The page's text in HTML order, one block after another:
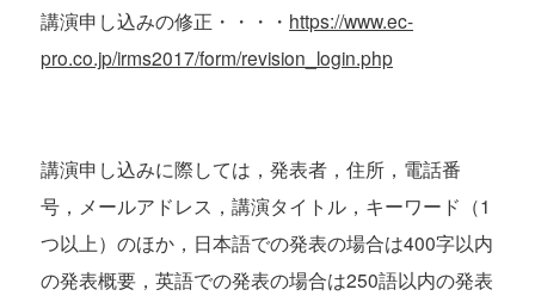
講演申し込みの修正・・・・ https://www.ec-
pro.co.jp/irms2017/form/revision_login.php
講演申し込みに際しては，発表者，住所，電話番
号，メールアドレス，講演タイトル，キーワード（1
つ以上）のほか，日本語での発表の場合は400字以内
の発表概要，英語での発表の場合は250語以内の発表